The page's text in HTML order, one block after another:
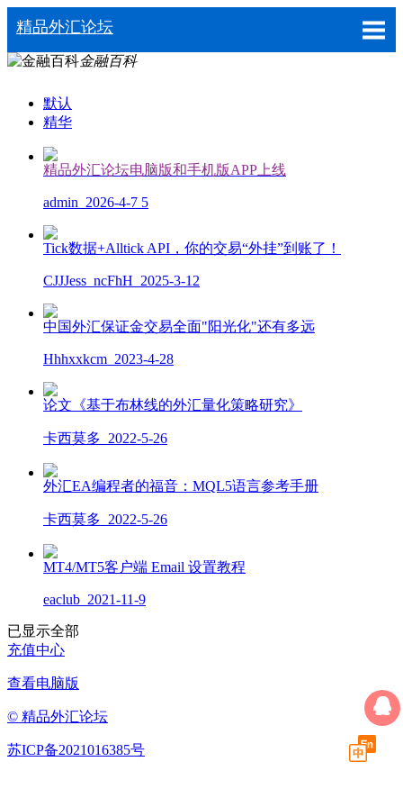
精品外汇论坛
金融百科
默认
精华
精品外汇论坛电脑版和手机版APP上线
admin 2026-4-7 5
Tick数据+Alltick API，你的交易“外挂”到账了！
CJJJess_ncFhH 2025-3-12
中国外汇保证金交易全面"阳光化"还有多远
Hhhxxkcm 2023-4-28
论文《基于布林线的外汇量化策略研究》
卡西莫多 2022-5-26
外汇EA编程者的福音：MQL5语言参考手册
卡西莫多 2022-5-26
MT4/MT5客户端 Email 设置教程
eaclub 2021-11-9
已显示全部
充值中心
查看电脑版
© 精品外汇论坛
苏ICP备2021016385号